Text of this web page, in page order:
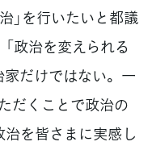
」を行いたいと都議
政治を変えられる
だけではない。一
だくことで政治の
を皆さまに実感し